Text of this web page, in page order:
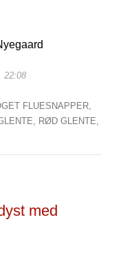
22:08
FLUESNAPPER,
RØD GLENTE,
med